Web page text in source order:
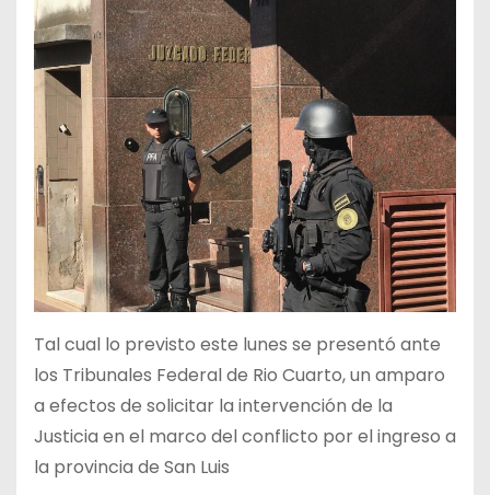
Tal cual lo previsto este lunes se presentó ante
los Tribunales Federal de Rio Cuarto, un amparo
a efectos de solicitar la intervención de la
Justicia en el marco del conflicto por el ingreso a
la provincia de San Luis